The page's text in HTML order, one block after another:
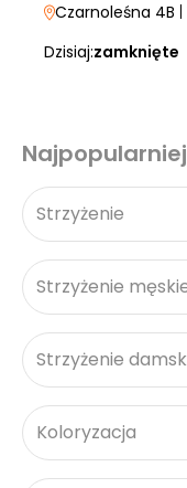
Czarnoleśna 4B |
Dzisiaj:zamknięte
Strzyżenie
Strzyżenie
Strzyżenie
Koloryzacja